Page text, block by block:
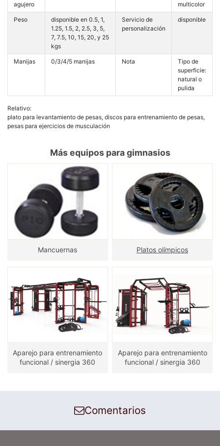
agujero
multicolor
Peso
disponible en 0.5, 1,
1.25, 1.5, 2, 2.5, 3, 5,
7, 7.5, 10, 15, 20, y 25
kgs
Servicio de
personalización
disponible
Manijas 0/3/4/5 manijas Nota
Tipo de
superficie:
natural o
pulida
Relativo:
plato para levantamiento de pesas, discos para entrenamiento de pesas,
pesas para ejercicios de musculación
Más equipos para gimnasios
Mancuernas Platos olímpicos
Aparejo para entrenamiento
funcional / sinergia 360
Aparejo para entrenamiento
funcional / sinergia 360
Comentarios